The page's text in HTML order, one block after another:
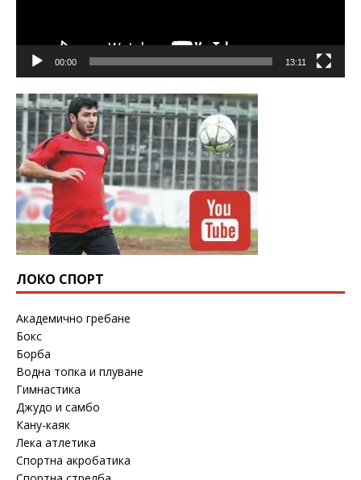
00:00 13:11
ЛОКО СПОРТ
Академично гребане
Бокс
Борба
Водна топка и плуване
Гимнастика
Джудо и самбо
Кану-каяк
Лека атлетика
Спортна акробатика